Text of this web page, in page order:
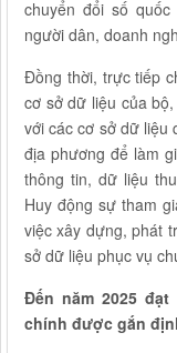
chuyển đổi số
người dân, doanh
Đồng thời, trực tiếp
cơ sở dữ liệu của
với các cơ sở dữ liệu
địa phương để làm
thông tin, dữ liệu
Huy động sự tham
việc xây dựng, phát
sở dữ liệu phục vụ
Đến năm 2025
chính được gắn